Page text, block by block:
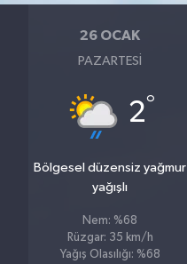
26 OCAK
PAZARTESI
2°
Bölgesel düzensiz yağmur
yağışlı
Nem: %68
Rüzgar: 35 km/h
Yağış Olasılığı: %68